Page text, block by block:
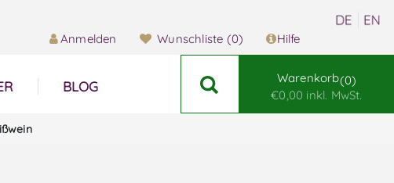
Anmelden Wunschliste (0) Hilfe
BLOG
Warenkorb 0
€0,00 inkl. MwSt.